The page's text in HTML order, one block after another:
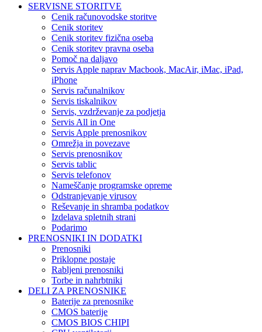
SERVISNE STORITVE
Cenik računovodske storitve
Cenik storitev
Cenik storitev fizična oseba
Cenik storitev pravna oseba
Pomoč na daljavo
Servis Apple naprav Macbook, MacAir, iMac, iPad,
iPhone
Servis računalnikov
Servis tiskalnikov
Servis, vzdrževanje za podjetja
Servis All in One
Servis Apple prenosnikov
Omrežja in povezave
Servis prenosnikov
Servis tablic
Servis telefonov
Nameščanje programske opreme
Odstranjevanje virusov
Reševanje in shramba podatkov
Izdelava spletnih strani
Podarimo
PRENOSNIKI IN DODATKI
Prenosniki
Priklopne postaje
Rabljeni prenosniki
Torbe in nahrbtniki
DELI ZA PRENOSNIKE
Baterije za prenosnike
CMOS baterije
CMOS BIOS CHIPI